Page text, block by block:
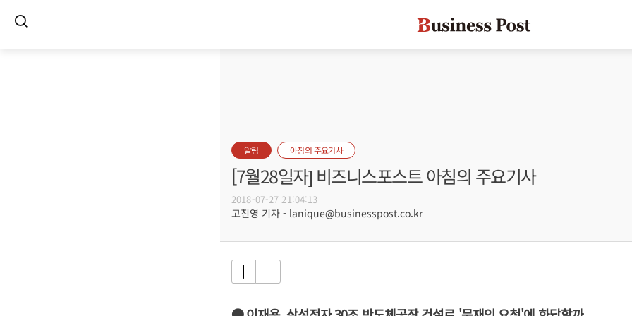
알림 아침의 주요기사
[7월28일자] 비즈니스포스트 아침의 주요기사
2018-07-27 21:04:13
고진영 기자 - lanique@businesspost.co.kr